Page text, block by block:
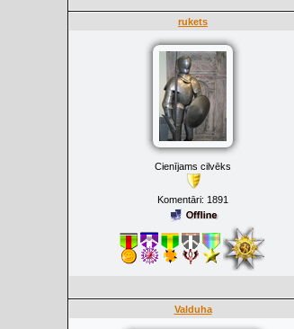
rukets
Cienījams cilvēks
Komentāri: 1891
Valduha